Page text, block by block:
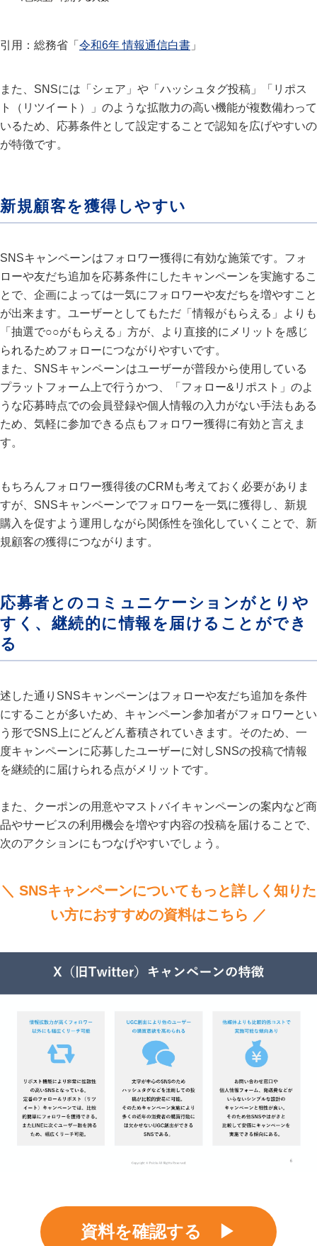
引用：総務省「 令和6年 情報通信白書 」
また、SNSには「シェア」や「ハッシュタグ投稿」「リポス
ト（リツイート）」のような拡散力の高い機能が複数備わって
いるため、応募条件として設定することで認知を広げやすいの
が特徴です。
新規顧客を獲得しやすい
SNSキャンペーンはフォロワー獲得に有効な施策です。フォ
ローや友だち追加を応募条件にしたキャンペーンを実施するこ
とで、企画によっては一気にフォロワーや友だちを増やすこと
が出来ます。ユーザーとしてもただ「情報がもらえる」よりも
「抽選で○○がもらえる」方が、より直接的にメリットを感じ
られるためフォローにつながりやすいです。
また、SNSキャンペーンはユーザーが普段から使用している
プラットフォーム上で行うかつ、「フォロー&リポスト」のよ
うな応募時点での会員登録や個人情報の入力がない手法もある
ため、気軽に参加できる点もフォロワー獲得に有効と言えま
す。
もちろんフォロワー獲得後のCRMも考えておく必要がありま
すが、SNSキャンペーンでフォロワーを一気に獲得し、新規
購入を促すよう運用しながら関係性を強化していくことで、新
規顧客の獲得につながります。
応募者とのコミュニケーションがとりや
すく、継続的に情報を届けることができ
る
述した通りSNSキャンペーンはフォローや友だち追加を条件
にすることが多いため、キャンペーン参加者がフォロワーとい
う形でSNS上にどんどん蓄積されていきます。そのため、一
度キャンペーンに応募したユーザーに対しSNSの投稿で情報
を継続的に届けられる点がメリットです。
また、クーポンの用意やマストバイキャンペーンの案内など商
品やサービスの利用機会を増やす内容の投稿を届けることで、
次のアクションにもつなげやすいでしょう。
＼ SNSキャンペーンについてもっと詳しく知りた
い方におすすめの資料はこちら ／
資料を確認する ▶